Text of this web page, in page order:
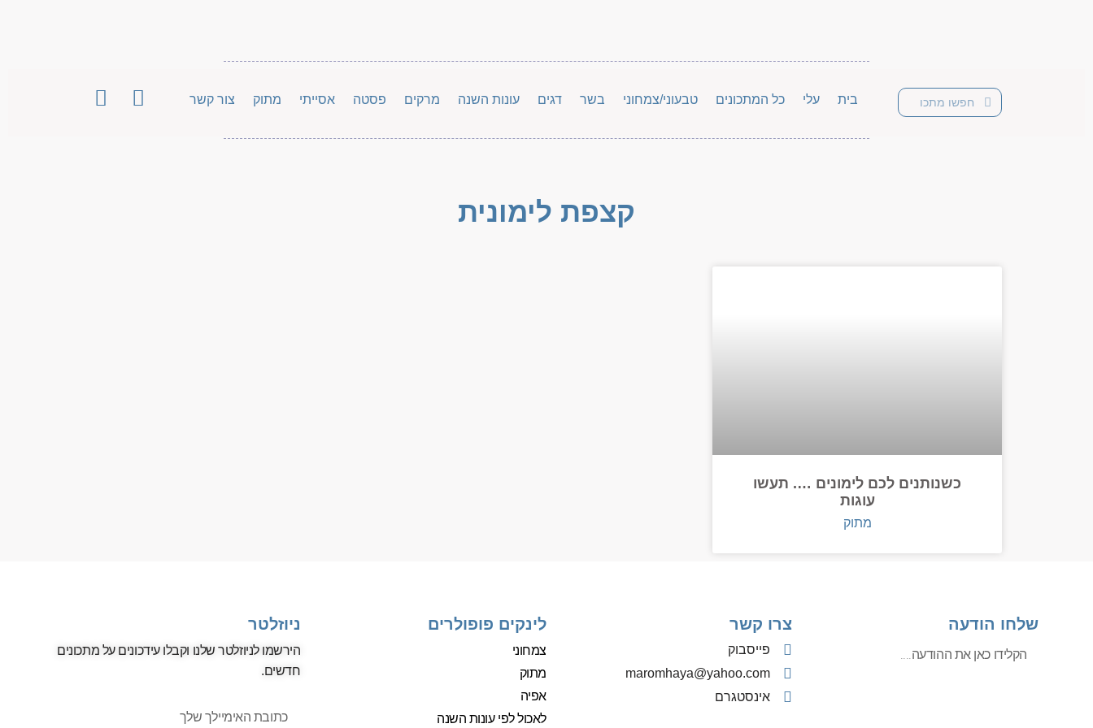
בית עלי כל המתכונים טבעוני/צמחוני בשר דגים עונות השנה מרקים פסטה אסייתי מתוק צור קשר
קצפת לימונית
כשנותנים לכם לימונים …. תעשו
עוגות
מתוק
שלחו הודעה צרו קשר
פייסבוק
‫maromhaya@yahoo.com
אינסטגרם
לינקים פופולרים
צמחוני
מתוק
אפיה
לאכול לפי עונות השנה
ניוזלטר
הירשמו לניוזלטר שלנו וקבלו עידכונים על מתכונים
חדשים.